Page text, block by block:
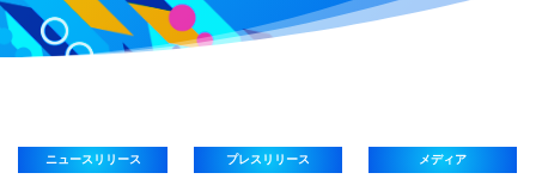
ニュースリリース プレスリリース メディア